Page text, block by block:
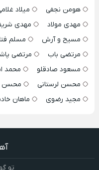
هومن نجفی
میلاد
مهدی مولاد
مهدی
مسیح و آرش
مسلم
مرتضی باب
مرتضی
مسعود صادقلو
محمد
محسن لرستانی
محسن
مجید رضوی
ماهان
تو